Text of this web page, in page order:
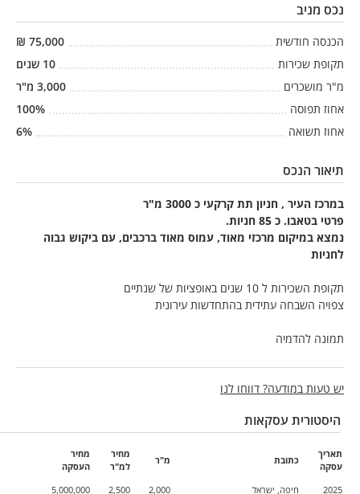
נכס מניב
הכנסה חודשית 75,000
₪
תקופת שכירות
10 שנים
מ"ר מושכרים
3,000 מ"ר
אחוז תפוסה
100%
אחוז תשואה
6%
תיאור הנכס
במרכז העיר , חניון תת קרקעי כ 3000 מ"ר
פרטי בטאבו. כ 85 חניות.
נמצא במיקום מרכזי מאוד, עמוס מאוד ברכבים, עם ביקוש גבוה
לחניות
תקופת השכירות ל 10 שנים באופציות של שנתיים
צפויה השבחה עתידית בהתחדשות עירונית
תמונה להדמיה
יש טעות במודעה? דווחו לנו
היסטורית עסקאות
תאריך
עסקה
כתובת מ"ר
מחיר
למ"ר
מחיר
העסקה
2025
חיפה, ישראל 2,000
2,500
5,000,000